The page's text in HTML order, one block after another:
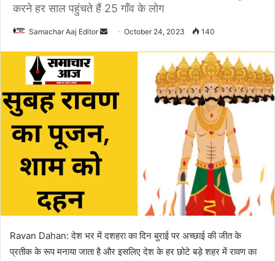
करने हर साल पहुंचते हैं 25 गाँव के लोग
Samachar Aaj Editor
SendOctober 24, 2023 140
Ravan Dahan: देश भर में दशहरा का दिन बुराई पर अच्छाई की जीत के
प्रतीक के रूप मनाया जाता है और इसलिए देश के हर छोटे बड़े शहर में रावण का